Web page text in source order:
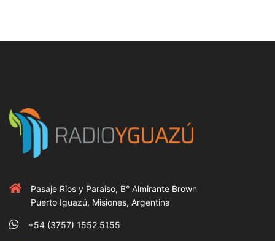
Pasaje Rios y Paraiso, B° Almirante Brown
Puerto Iguazú, Misiones, Argentina
+54 (3757) 1552 5155